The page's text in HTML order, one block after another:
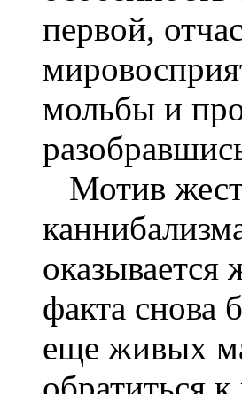
первой,
мольбы и
Мотив
оказывается
факта снова
еще живых